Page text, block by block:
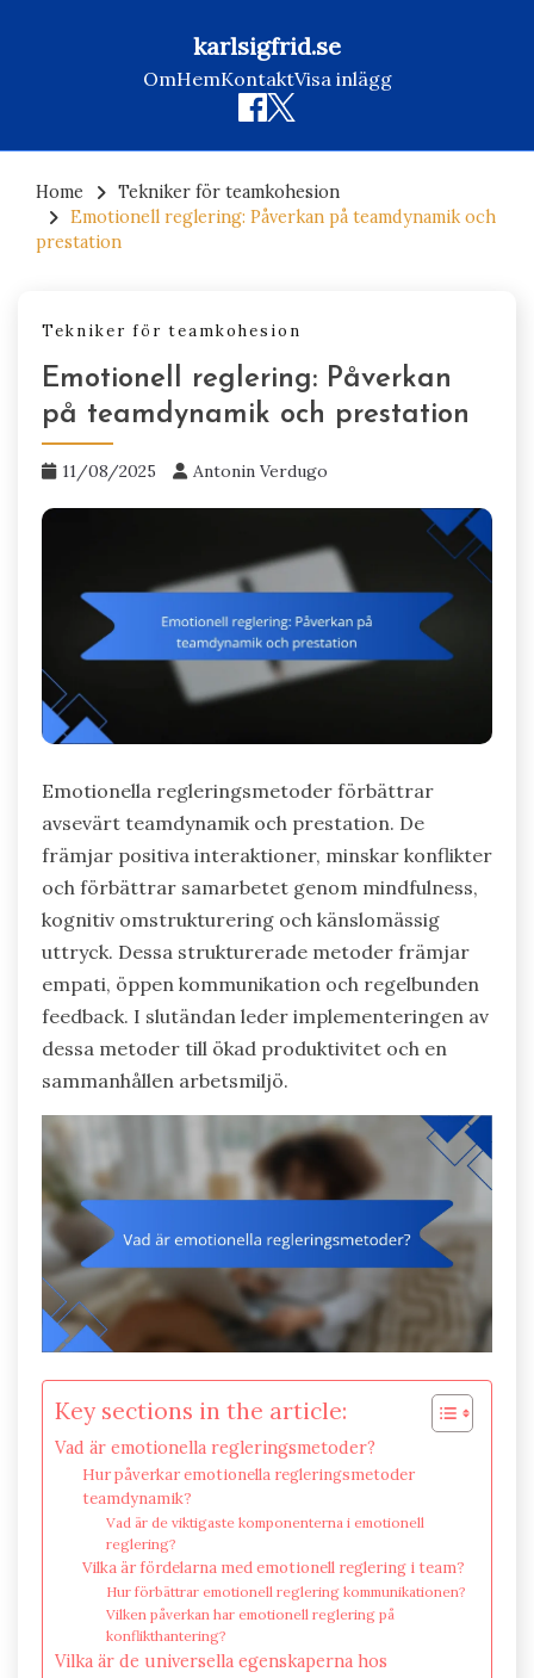
karlsigfrid.se
OmHemKontaktVisa inlägg
content
Home
Tekniker för teamkohesion
Emotionell reglering: Påverkan på teamdynamik och
prestation
Tekniker för teamkohesion
Emotionell reglering: Påverkan
på teamdynamik och prestation
11/08/2025 Antonin Verdugo
Emotionella regleringsmetoder förbättrar
avsevärt teamdynamik och prestation. De
främjar positiva interaktioner, minskar konflikter
och förbättrar samarbetet genom mindfulness,
kognitiv omstrukturering och känslomässig
uttryck. Dessa strukturerade metoder främjar
empati, öppen kommunikation och regelbunden
feedback. I slutändan leder implementeringen av
dessa metoder till ökad produktivitet och en
sammanhållen arbetsmiljö.
Key sections in the article:
Vad är emotionella regleringsmetoder?
Hur påverkar emotionella regleringsmetoder
teamdynamik?
Vad är de viktigaste komponenterna i emotionell
reglering?
Vilka är fördelarna med emotionell reglering i team?
Hur förbättrar emotionell reglering kommunikationen?
Vilken påverkan har emotionell reglering på
konflikthantering?
Vilka är de universella egenskaperna hos